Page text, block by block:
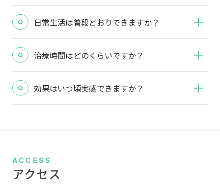
日常生活は普段どおりできますか？
治療時間はどのくらいですか？
効果はいつ頃実感できますか？
ACCESS
アクセス